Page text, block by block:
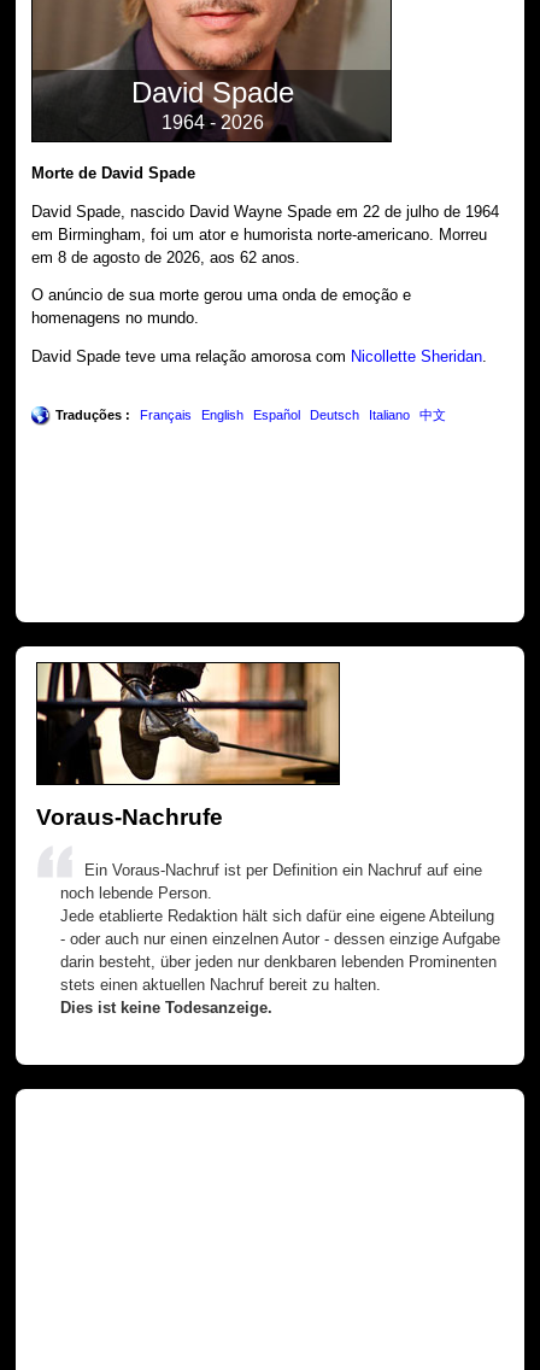
David Spade
1964 - 2026
Morte de David Spade
David Spade, nascido David Wayne Spade em 22 de julho de 1964
em Birmingham, foi um ator e humorista norte-americano. Morreu
em 8 de agosto de 2026, aos 62 anos.
O anúncio de sua morte gerou uma onda de emoção e
homenagens no mundo.
David Spade teve uma relação amorosa com Nicollette Sheridan.
Traduções : Français English Español Deutsch Italiano 中文
Voraus-Nachrufe
Ein Voraus-Nachruf ist per Definition ein Nachruf auf eine
noch lebende Person.
Jede etablierte Redaktion hält sich dafür eine eigene Abteilung
- oder auch nur einen einzelnen Autor - dessen einzige Aufgabe
darin besteht, über jeden nur denkbaren lebenden Prominenten
stets einen aktuellen Nachruf bereit zu halten.
Dies ist keine Todesanzeige.